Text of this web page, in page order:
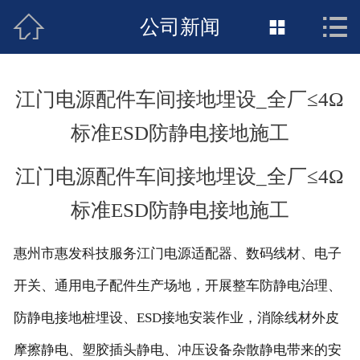
接地工程首页
新闻动态
 公司新闻  
江门电源配件车间接地埋设_全厂≤4Ω
标准ESD防静电接地施工
江门电源配件车间接地埋设_全厂≤4Ω
标准ESD防静电接地施工
惠州市惠发科技服务江门电源适配器、数码线材、电子
开关、通用电子配件生产场地，开展整车防静电治理、
防静电接地桩埋设、ESD接地安装作业，消除线材外皮
摩擦静电、塑胶插头静电、冲压设备杂散静电带来的安